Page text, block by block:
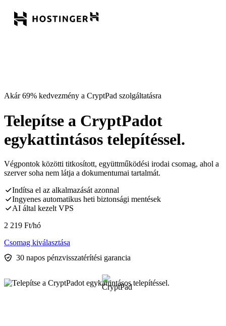
Akár 69% kedvezmény a CryptPad szolgáltatásra
Telepítse a CryptPadot
egykattintásos telepítéssel.
Végpontok közötti titkosított, együttműködési irodai csomag, ahol a
szerver soha nem látja a dokumentumai tartalmát.
Indítsa el az alkalmazását azonnal
Ingyenes automatikus heti biztonsági mentések
AI által kezelt VPS
2 219 Ft/hó
Csomag kiválasztása
30 napos pénzvisszatérítési garancia